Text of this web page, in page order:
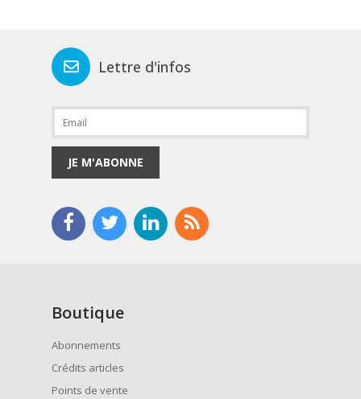
Lettre d'infos
JE M'ABONNE
Boutique
Abonnements
Crédits articles
Points de vente